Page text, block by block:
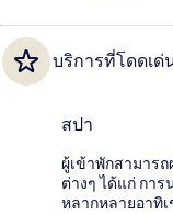
บริการที่โดดเด่
สปา
ผู้เข้าพักสามาร
ต่างๆ ได้แก่ กา
หลากหลายอาทิ